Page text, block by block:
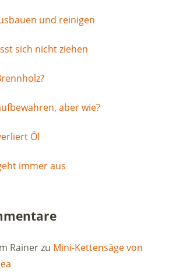
und reinigen
sich nicht ziehen
aber wie?
Öl
immer aus
Rainerzu Mini-Kettensäge von